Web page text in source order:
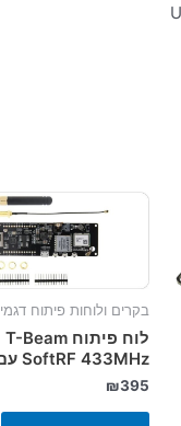
בקרים ולוחות פיתוח דגמי ESP
לוח פיתוח T-Beam
SoftRF 433MHz עם GPS
₪395